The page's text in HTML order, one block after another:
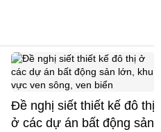
Đề nghị siết thiết kế đô thị
ở các dự án bất động sản